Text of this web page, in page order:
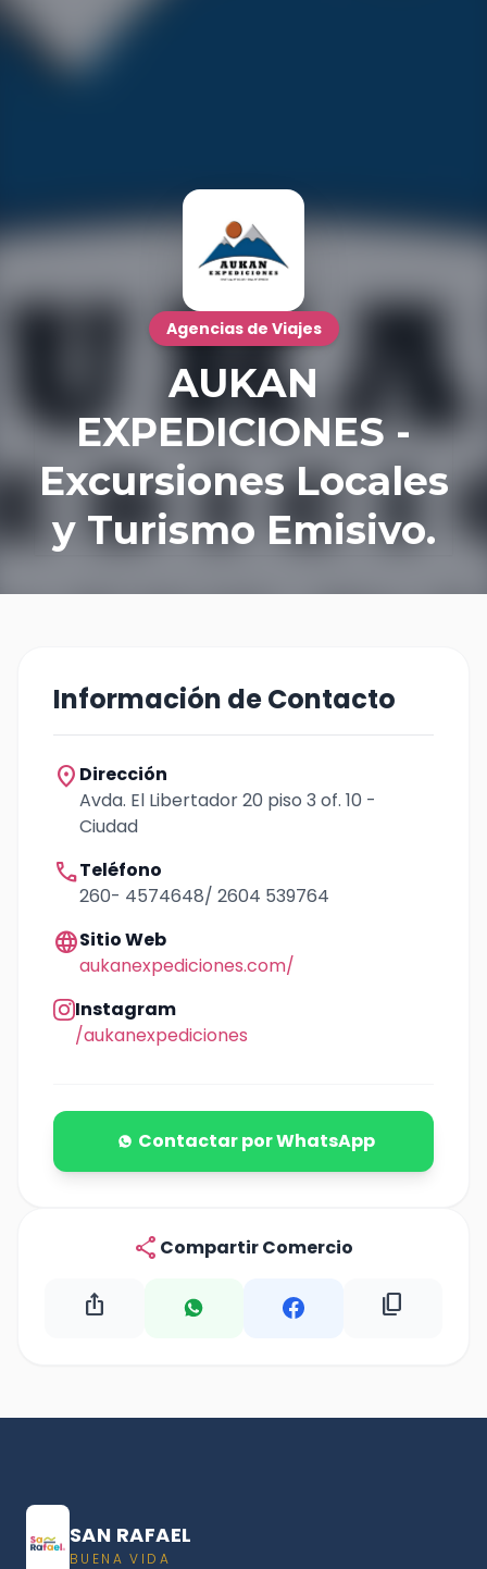
Agencias de Viajes
AUKAN
EXPEDICIONES -
Excursiones Locales
y Turismo Emisivo.
Información de Contacto
location_on Dirección
Avda. El Libertador 20 piso 3 of. 10 -
Ciudad
callTeléfono
260- 4574648/ 2604 539764
languageSitio Web
aukanexpediciones.com/
Instagram
/aukanexpediciones
Contactar por WhatsApp
share Compartir Comercio
ios_share content_copy
SAN RAFAEL
BUENA VIDA